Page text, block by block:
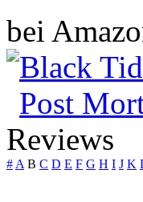
bei
Black
Post
Reviews
# A B C D E F G H I J K